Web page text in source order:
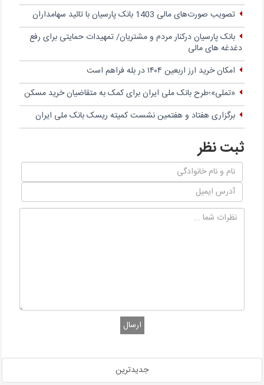
تصویب صورت‌های مالی 1403 بانک پارسیان با تائید سهامداران
بانک پارسیان درکنار مردم و مشتریان/ تمهیدات حمایتی برای رفع
دغدغه های مالی
امکان خرید ارز اربعین ۱۴۰۴ در بله فراهم است
«تملی»؛طرح بانک ملی ایران برای کمک به متقاضیان خرید مسکن
برگزاری هفتاد و هفتمین نشست کمیته ریسک بانک ملی ایران
ثبت نظر
ارسال
جدیدترین